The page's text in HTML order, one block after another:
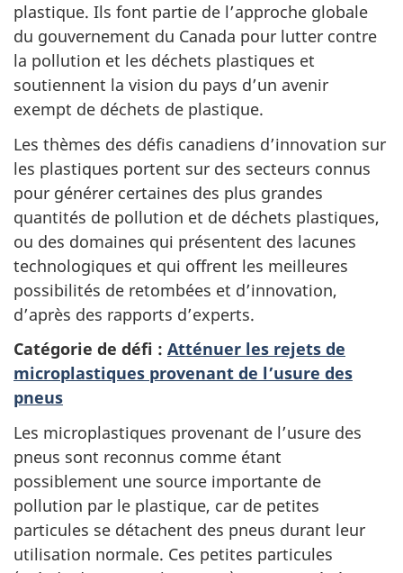
plastique. Ils font partie de l’approche globale
du gouvernement du Canada pour lutter contre
la pollution et les déchets plastiques et
soutiennent la vision du pays d’un avenir
exempt de déchets de plastique.
Les thèmes des défis canadiens d’innovation sur
les plastiques portent sur des secteurs connus
pour générer certaines des plus grandes
quantités de pollution et de déchets plastiques,
ou des domaines qui présentent des lacunes
technologiques et qui offrent les meilleures
possibilités de retombées et d’innovation,
d’après des rapports d’experts.
Catégorie de défi : Atténuer les rejets de
microplastiques provenant de l’usure des
pneus
Les microplastiques provenant de l’usure des
pneus sont reconnus comme étant
possiblement une source importante de
pollution par le plastique, car de petites
particules se détachent des pneus durant leur
utilisation normale. Ces petites particules